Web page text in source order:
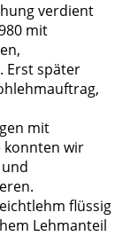
verdient
mit
Erst später
mit
konnten wir
flüssig
Lehmanteil